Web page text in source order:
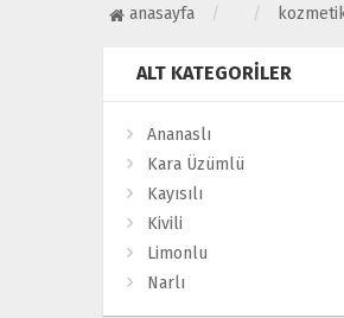
anasayfa
ALT KATEGORILER
Ananaslı
Kara Üzümlü
Kayısılı
Kivili
Limonlu
Narlı